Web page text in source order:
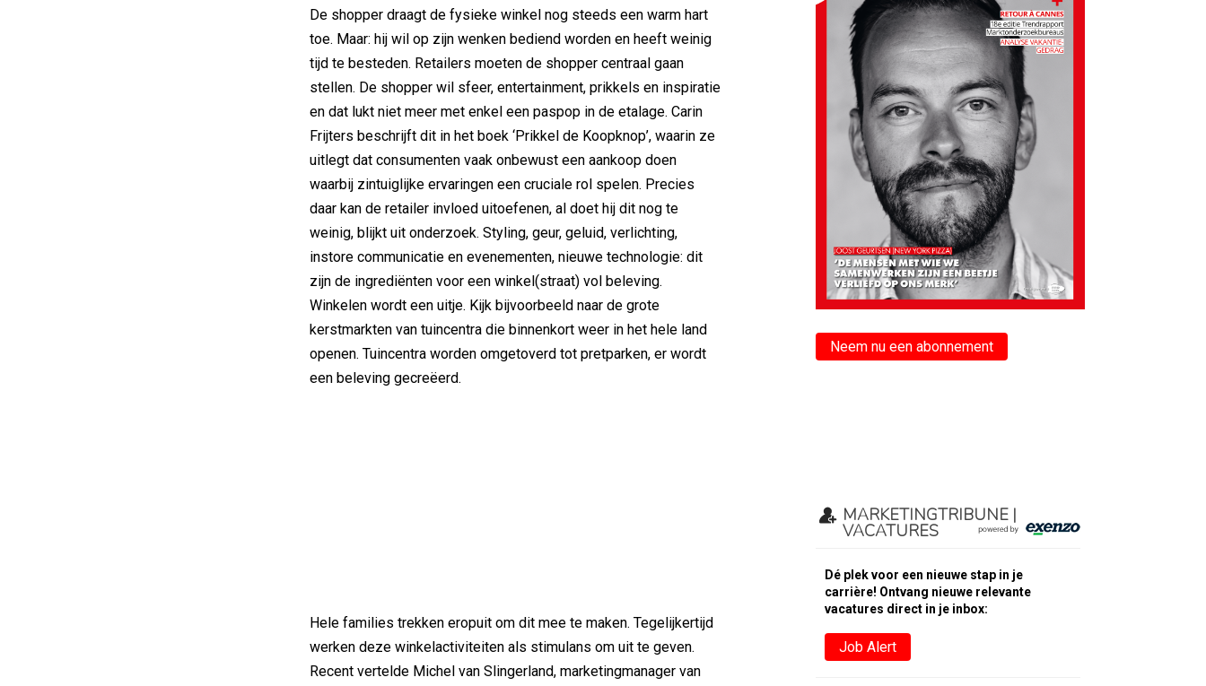
De shopper draagt de fysieke winkel nog steeds een warm hart
toe. Maar: hij wil op zijn wenken bediend worden en heeft weinig
tijd te besteden. Retailers moeten de shopper centraal gaan
stellen. De shopper wil sfeer, entertainment, prikkels en inspiratie
en dat lukt niet meer met enkel een paspop in de etalage. Carin
Frijters beschrijft dit in het boek ‘Prikkel de Koopknop’, waarin ze
uitlegt dat consumenten vaak onbewust een aankoop doen
waarbij zintuiglijke ervaringen een cruciale rol spelen. Precies
daar kan de retailer invloed uitoefenen, al doet hij dit nog te
weinig, blijkt uit onderzoek. Styling, geur, geluid, verlichting,
instore communicatie en evenementen, nieuwe technologie: dit
zijn de ingrediënten voor een winkel(straat) vol beleving.
Winkelen wordt een uitje. Kijk bijvoorbeeld naar de grote
kerstmarkten van tuincentra die binnenkort weer in het hele land
openen. Tuincentra worden omgetoverd tot pretparken, er wordt
een beleving gecreëerd.
Hele families trekken eropuit om dit mee te maken. Tegelijkertijd
werken deze winkelactiviteiten als stimulans om uit te geven.
Recent vertelde Michel van Slingerland, marketingmanager van
Neem nu een abonnement
MARKETINGTRIBUNE |
VACATURES
Dé plek voor een nieuwe stap in je
carrière! Ontvang nieuwe relevante
vacatures direct in je inbox:
Job Alert